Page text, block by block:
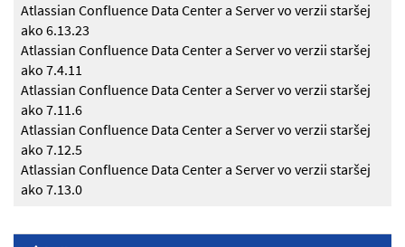
Atlassian Confluence Data Center a Server vo verzii staršej
ako 6.13.23
Atlassian Confluence Data Center a Server vo verzii staršej
ako 7.4.11
Atlassian Confluence Data Center a Server vo verzii staršej
ako 7.11.6
Atlassian Confluence Data Center a Server vo verzii staršej
ako 7.12.5
Atlassian Confluence Data Center a Server vo verzii staršej
ako 7.13.0